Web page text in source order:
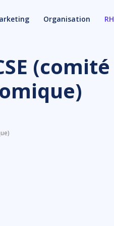
Organisation RH
(comité